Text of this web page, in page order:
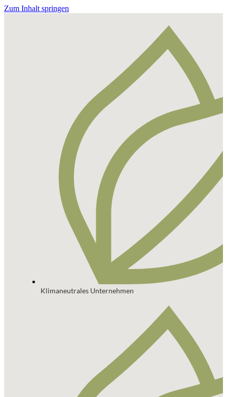
Zum Inhalt springen
Klimaneutrales Unternehmen